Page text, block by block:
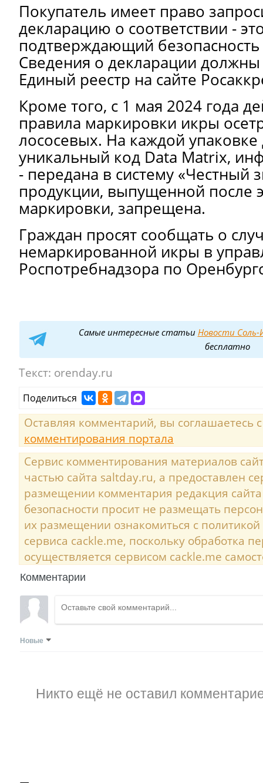
Покупатель имеет право
декларацию о соответствии -
подтверждающий
Сведения о декларации
Единый реестр на сайте
Кроме того, с 1 мая 2024 года
правила маркировки икры
лососевых. На каждой
уникальный код Data Matrix,
- передана в систему «Честный
продукции, выпущенной после
маркировки, запрещена.
Граждан просят сообщать о
немаркированной икры в
Роспотребнадзора по
Самые интересные статьи Новости Соль-
бесплатно
Текст: orenday.ru
Поделиться
Оставляя комментарий, вы соглашаетесь
комментирования портала
Сервис комментирования материалов
частью сайта saltday.ru, а предоставлен
размещении комментария редакция
безопасности просит не размещать
их размещении ознакомиться с
сервиса cackle.me, поскольку обработка
осуществляется сервисом cackle.me
Комментарии
Новые
Никто ещё не оставил